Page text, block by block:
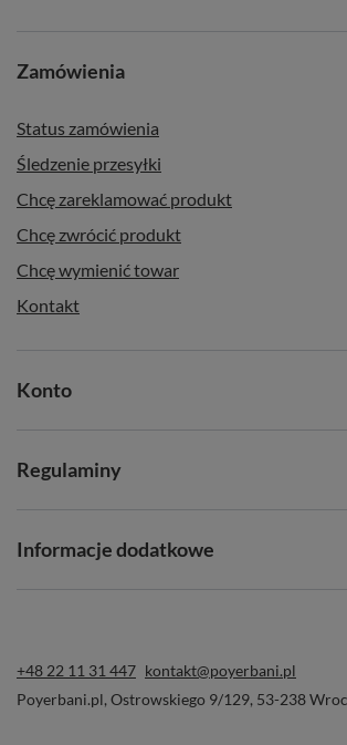
Zamówienia
Status zamówienia
Śledzenie przesyłki
Chcę zareklamować produkt
Chcę zwrócić produkt
Chcę wymienić towar
Kontakt
Konto
Regulaminy
Informacje dodatkowe
+48 22 11 31 447 kontakt@poyerbani.pl
Poyerbani.pl, Ostrowskiego 9/129, 53-238